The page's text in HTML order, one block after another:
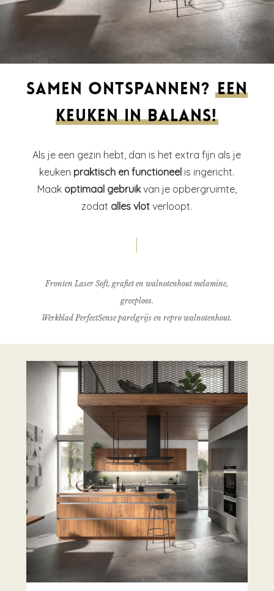
Samen ontspannen? Een
keuken in balans!
Als je een gezin hebt, dan is het extra fijn als je
keuken praktisch en functioneel is ingericht.
Maak optimaal gebruikvan je opbergruimte,
zodat alles vlot verloopt.
Fronten Laser Soft, grafiet en walnotenhout melamine,
greeploos.
Werkblad PerfectSense parelgrijs en repro walnotenhout.